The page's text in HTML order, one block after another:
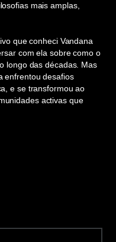
mais amplas,
que conheci Vandana
com ela sobre como o
longo das décadas. Mas
enfrentou desafios
e se transformou ao
activas que